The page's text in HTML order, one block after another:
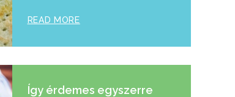
READ MORE
Így érdemes egyszerre